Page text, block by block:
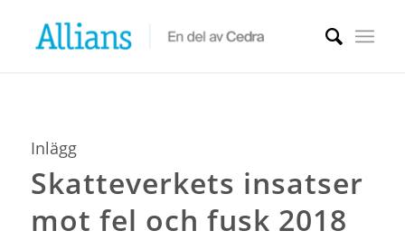
Inlägg
Skatteverkets insatser
mot fel och fusk 2018